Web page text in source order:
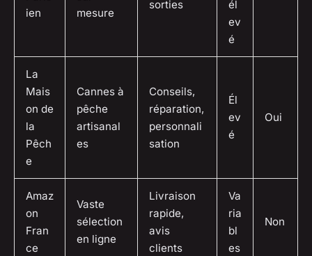
ien
mesure
sorties
él
ev
é
La
Mais
on de
la
Pêch
e
Cannes à
pêche
artisanal
es
Conseils,
réparation,
personnali
sation
Él
ev
é
Oui
Amaz
on
Fran
ce
Vaste
sélection
en ligne
Livraison
rapide,
avis
clients
Va
ria
bl
es
Non